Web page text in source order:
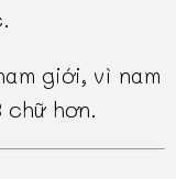
giới, vì nam
hơn.